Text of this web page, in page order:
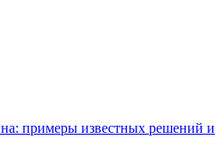
примеры известных решений и